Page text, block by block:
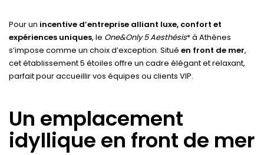
Pour un incentive d’entreprise alliant luxe, confort et
expériences uniques, le One&Only 5 Aesthésis* à Athènes
s’impose comme un choix d’exception. Situé en front de mer,
cet établissement 5 étoiles offre un cadre élégant et relaxant,
parfait pour accueillir vos équipes ou clients VIP.
Un emplacement
idyllique en front de mer